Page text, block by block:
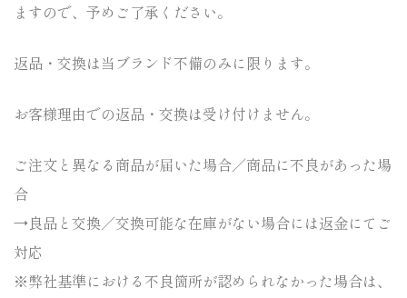
ますので、予めご了承ください。
返品・交換は当ブランド不備のみに限ります。
お客様理由での返品・交換は受け付けません。
ご注文と異なる商品が届いた場合／商品に不良があった場
合
→良品と交換／交換可能な在庫がない場合には返金にてご
対応
※弊社基準における不良箇所が認められなかった場合は、